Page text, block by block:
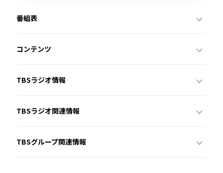
番組表
コンテンツ
TBSラジオ情報
TBSラジオ関連情報
TBSグループ関連情報